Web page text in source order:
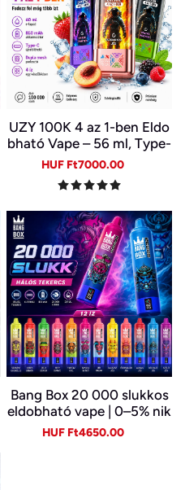
UZY 100K 4 az 1-ben Eldo
bható Vape – 56 ml, Type-
C, LED kijelző | 4 Íz Egy Ké
szülékben
Sale
HUF Ft7000.00
Bang Box 20 000 slukkos
eldobható vape | 0–5% nik
otin | újratölthető, Type-C
Sale
HUF Ft4650.00